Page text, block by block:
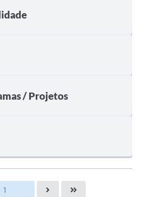
/ Projetos